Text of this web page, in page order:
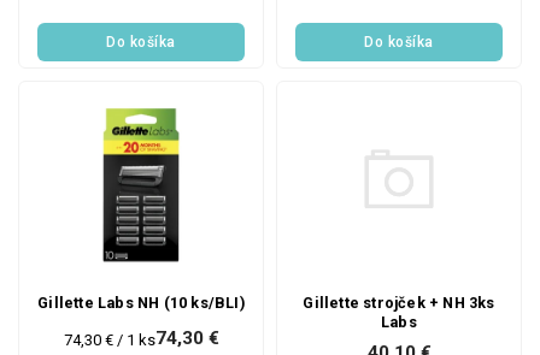
Do košíka Do košíka
Gillette Labs NH (10 ks/BLI)
74,30 €
Jednotková
74,30 € / 1 ks
Gillette strojček + NH 3ks
Labs